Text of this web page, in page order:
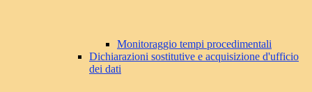
Monitoraggio tempi procedimentali
Dichiarazioni sostitutive e acquisizione d'ufficio
dei dati